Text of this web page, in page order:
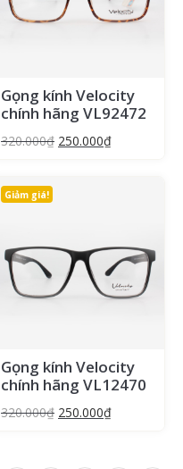
Gọng kính Velocity
chính hãng VL92472
320.000₫ 250.000₫
Giảm giá!
Gọng kính Velocity
chính hãng VL12470
320.000₫ 250.000₫